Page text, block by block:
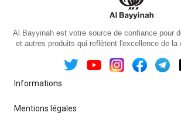
Al Bayyinah est votre source de confiance pour
et autres produits qui reflètent l'excellence de la
Informations
Mentions légales